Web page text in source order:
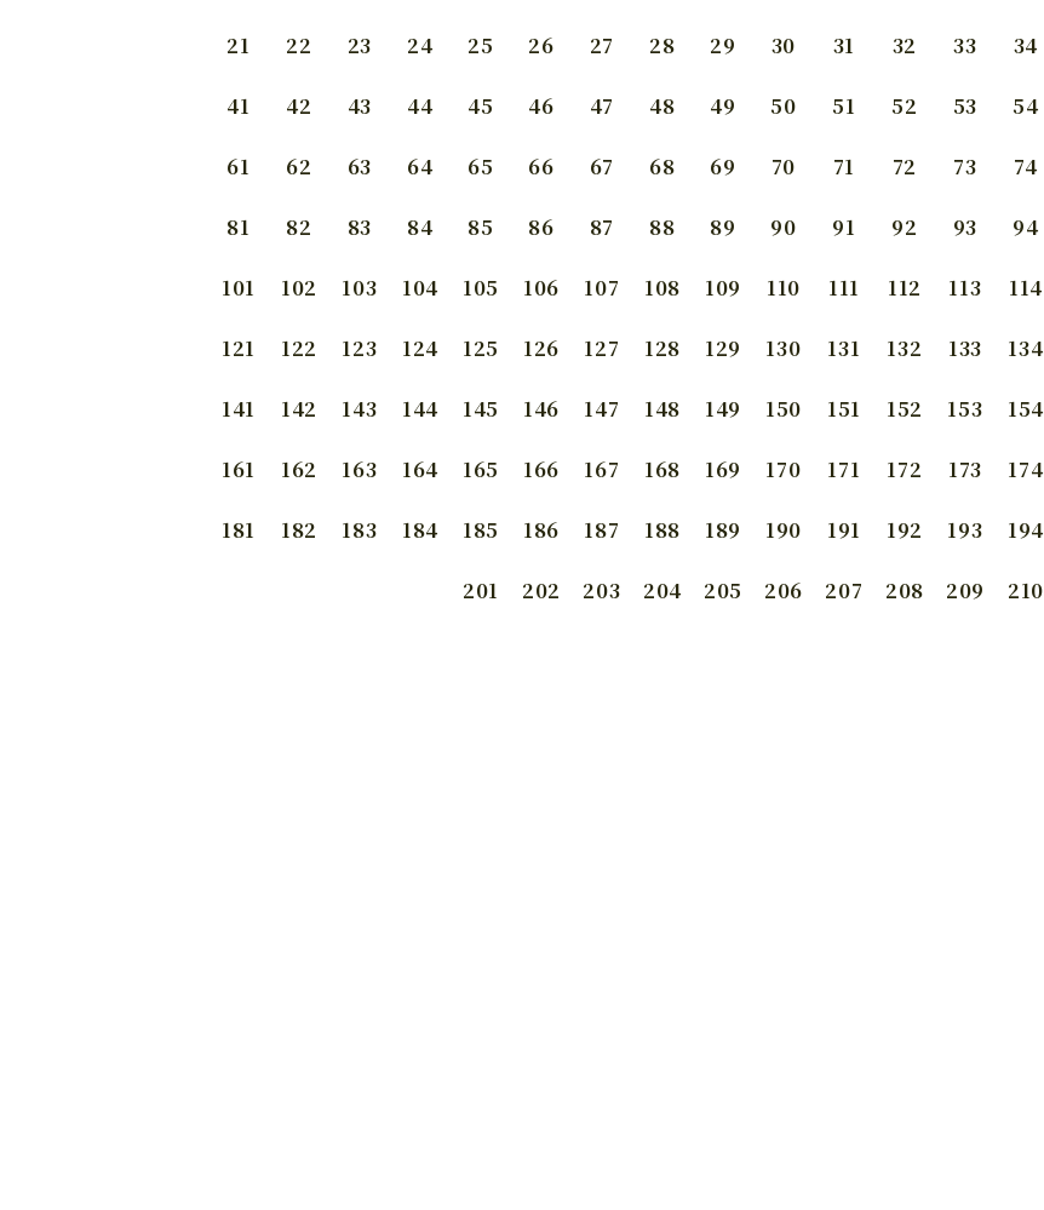
21 22 23 24 25 26 27 28 29 30 31 32 33 34
41 42 43 44 45 46 47 48 49 50 51 52 53 54
61 62 63 64 65 66 67 68 69 70 71 72 73 74
81 82 83 84 85 86 87 88 89 90 91 92 93 94
101 102 103 104 105 106 107 108 109 110 111 112 113 114
121 122 123 124 125 126 127 128 129 130 131 132 133 134
141 142 143 144 145 146 147 148 149 150 151 152 153 154
161 162 163 164 165 166 167 168 169 170 171 172 173 174
181 182 183 184 185 186 187 188 189 190 191 192 193 194
201 202 203 204 205 206 207 208 209 210